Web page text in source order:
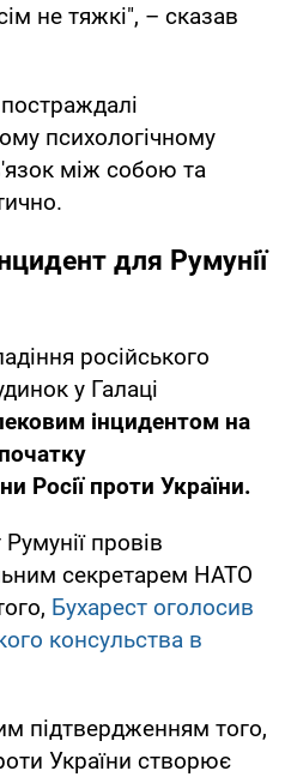
не тяжкі", – сказав
психологічному
між собою та
для Румунії
російського
у Галаці
інцидентом на
Росії проти України.
провів
секретарем НАТО
Бухарест оголосив
консульства в
підтвердженням того,
України створює